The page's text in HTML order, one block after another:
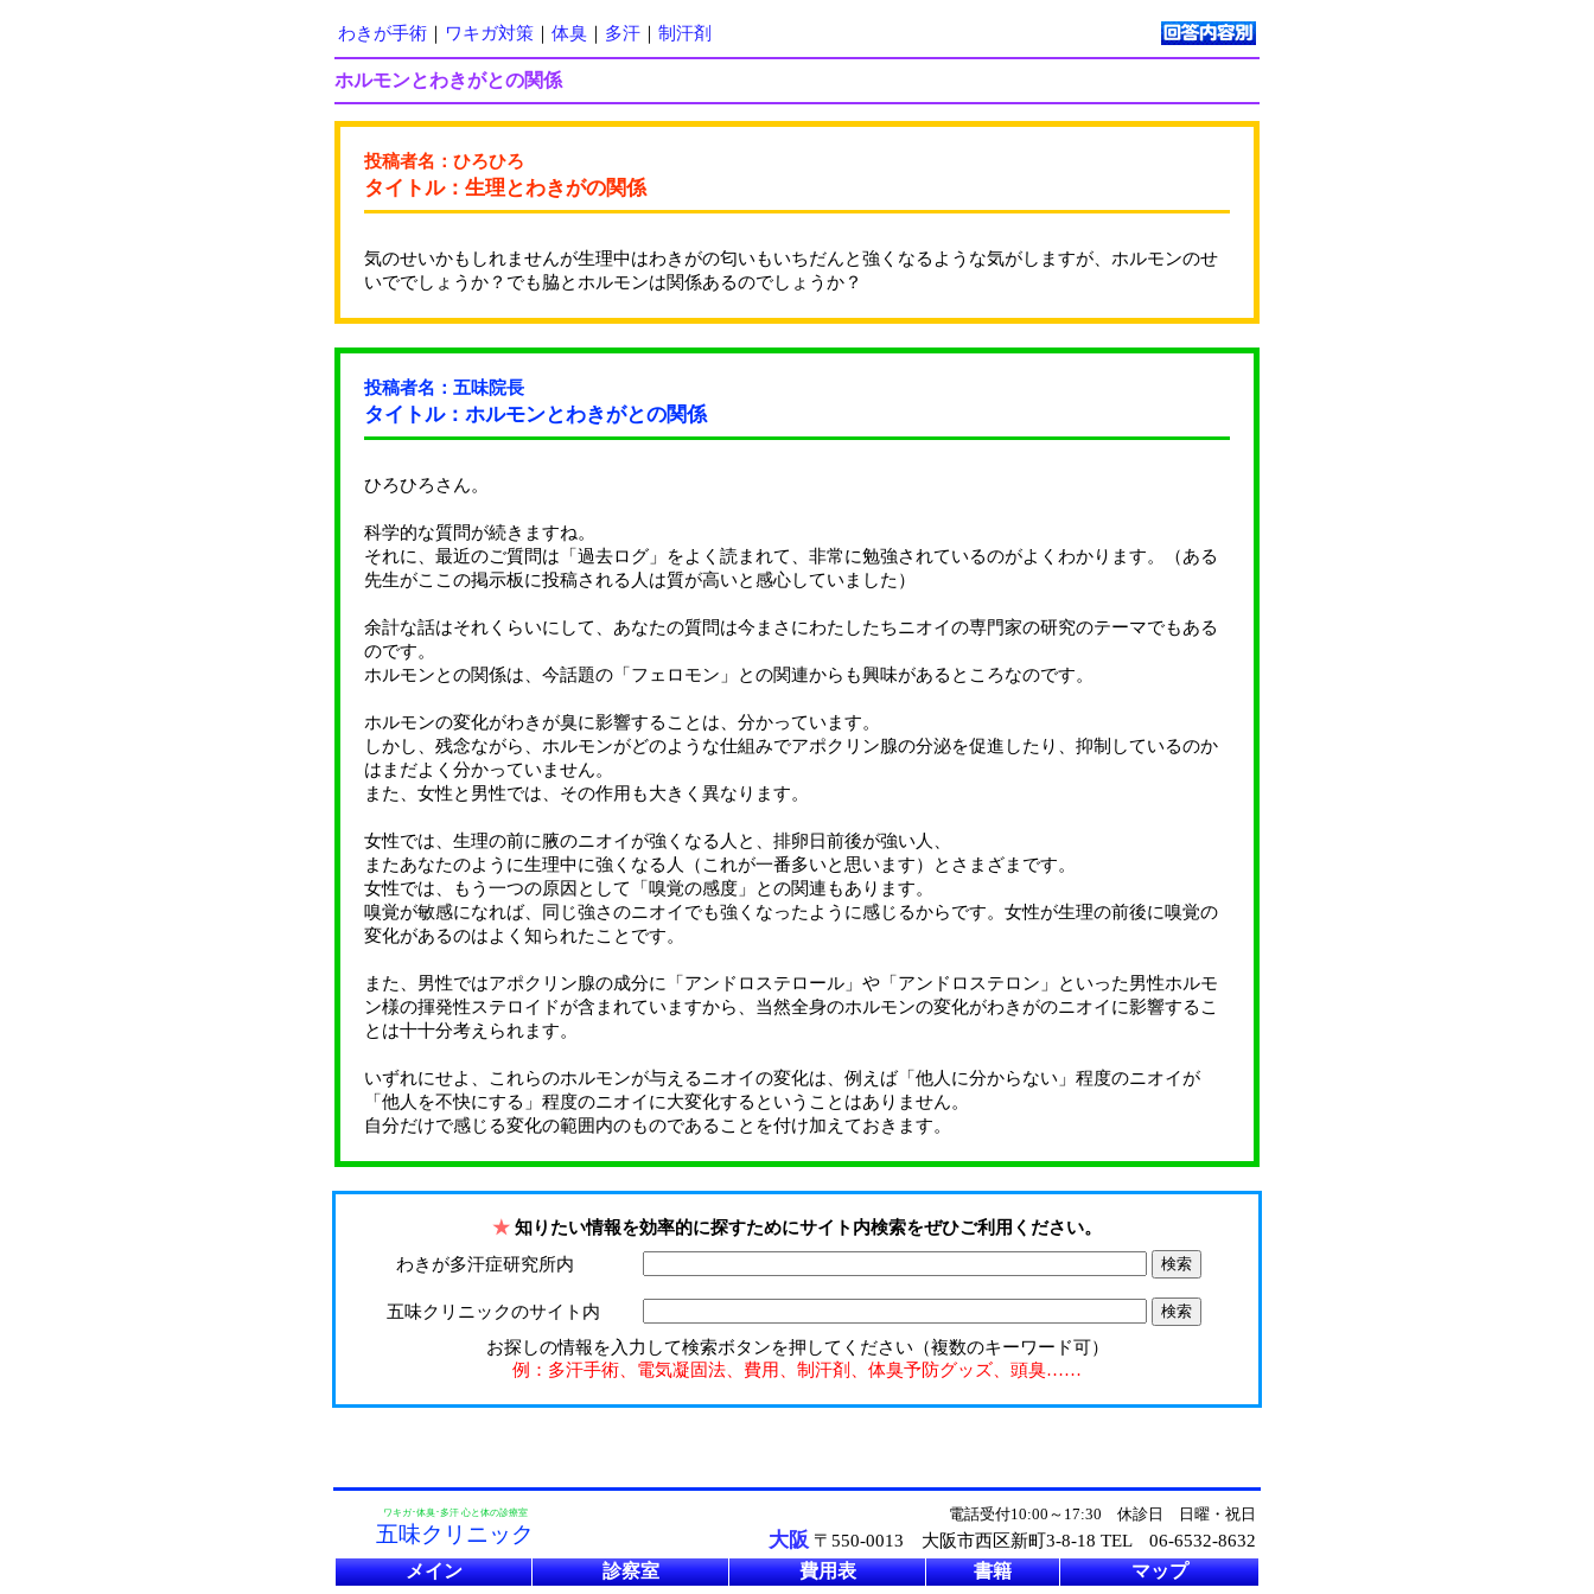
わきが手術 ワキガ対策 体臭 多汗 制汗剤
ホルモンとわきがとの関係
投稿者名：ひろひろ
タイトル：生理とわきがの関係
気のせいかもしれませんが生理中はわきがの匂いもいちだんと強くなるような気がしますが、ホルモンのせ
いででしょうか？でも脇とホルモンは関係あるのでしょうか？
投稿者名：五味院長
タイトル：ホルモンとわきがとの関係
ひろひろさん。
科学的な質問が続きますね。
それに、最近のご質問は「過去ログ」をよく読まれて、非常に勉強されているのがよくわかります。（ある
先生がここの掲示板に投稿される人は質が高いと感心していました）
余計な話はそれくらいにして、あなたの質問は今まさにわたしたちニオイの専門家の研究のテーマでもある
のです。
ホルモンとの関係は、今話題の「フェロモン」との関連からも興味があるところなのです。
ホルモンの変化がわきが臭に影響することは、分かっています。
しかし、残念ながら、ホルモンがどのような仕組みでアポクリン腺の分泌を促進したり、抑制しているのか
はまだよく分かっていません。
また、女性と男性では、その作用も大きく異なります。
女性では、生理の前に腋のニオイが強くなる人と、排卵日前後が強い人、
またあなたのように生理中に強くなる人（これが一番多いと思います）とさまざまです。
女性では、もう一つの原因として「嗅覚の感度」との関連もあります。
嗅覚が敏感になれば、同じ強さのニオイでも強くなったように感じるからです。女性が生理の前後に嗅覚の
変化があるのはよく知られたことです。
また、男性ではアポクリン腺の成分に「アンドロステロール」や「アンドロステロン」といった男性ホルモ
ン様の揮発性ステロイドが含まれていますから、当然全身のホルモンの変化がわきがのニオイに影響するこ
とは十十分考えられます。
いずれにせよ、これらのホルモンが与えるニオイの変化は、例えば「他人に分からない」程度のニオイが
「他人を不快にする」程度のニオイに大変化するということはありません。
自分だけで感じる変化の範囲内のものであることを付け加えておきます。
★ 知りたい情報を効率的に探すためにサイト内検索をぜひご利用ください。
わきが多汗症研究所内
五味クリニックのサイト内
お探しの情報を入力して検索ボタンを押してください（複数のキーワード可）
例：多汗手術、電気凝固法、費用、制汗剤、体臭予防グッズ、頭臭……
ワキガ･体臭･多汗 心と体の診療室
五味クリニック
電話受付10:00～17:30 休診日 日曜・祝日
大阪 〒550-0013 大阪市西区新町3-8-18 TEL 06-6532-8632
メイン 診察室 費用表 書籍 マップ